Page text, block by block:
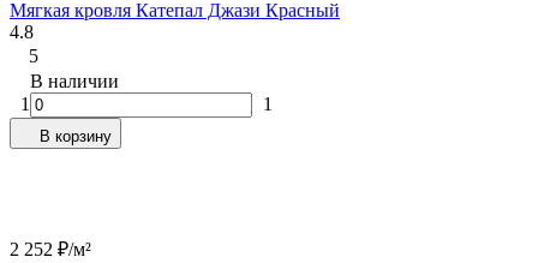
Мягкая кровля Катепал Джази Красный
4.8
5
В наличии
1
1
В корзину
2 252 ₽/м²